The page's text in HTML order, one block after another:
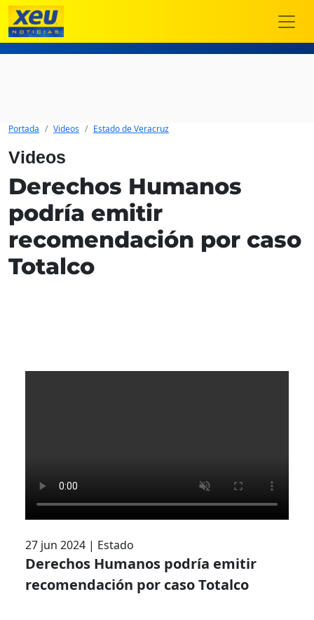
Portada Videos Estado de Veracruz
Videos
Derechos Humanos
podría emitir
recomendación por caso
Totalco
27 jun 2024 | Estado
Derechos Humanos podría emitir
recomendación por caso Totalco